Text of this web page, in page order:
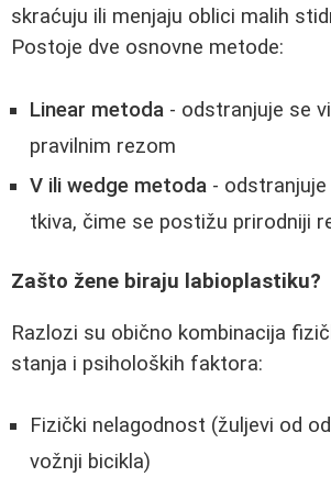
skraćuju ili menjaju oblici malih
Postoje dve osnovne metode:
Linear metoda - odstranjuje se
pravilnim rezom
V ili wedge metoda -
tkiva, čime se postižu prirodniji
Zašto žene biraju labioplastiku?
Razlozi su obično kombinacija
stanja i psiholoških faktora:
Fizički nelagodnost (žuljevi od
vožnji bicikla)